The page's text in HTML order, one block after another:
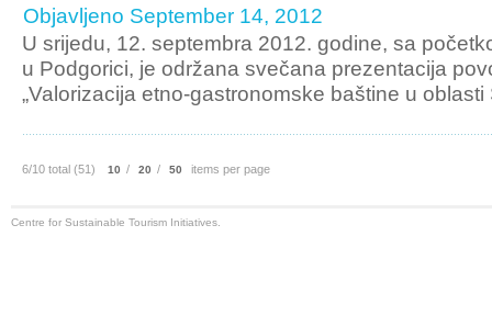
Objavljeno September 14, 2012
U srijedu, 12. septembra 2012. godine, sa
u Podgorici, je održana svečana prezentacija
„Valorizacija etno-gastronomske baštine u
6/10 total (51) 10 / 20 / 50 items per page
Centre for Sustainable Tourism Initiatives.